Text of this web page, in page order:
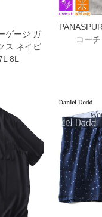
下さい。（裾上げ無料対象商品
以下の商品は有料（500円+税）
お時間を頂く場合がございます。
・交換不可となりますので、予め
施されている等)
商品の色味が若干異なる場合
鋪と在庫を共用しております
り、お客様にご迷惑をお掛け
様最大限に努めておりますが、
ご了承ください。
ゲージ ガ
ス ネイビ
8L
コー